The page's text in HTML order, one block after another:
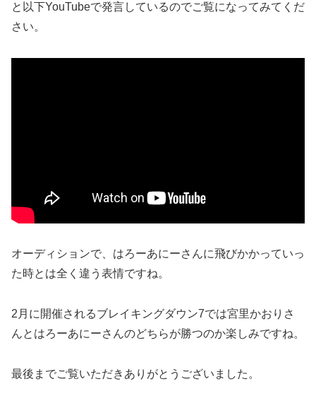
と以下YouTubeで発言しているのでご覧になってみてくだ
さい。
オーディションで、はろーあにーさんに飛びかかっていっ
た時とは全く違う表情ですね。
2月に開催されるブレイキングダウン7では宮里かおりさ
んとはろーあにーさんのどちらが勝つのか楽しみですね。
最後までご覧いただきありがとうございました。